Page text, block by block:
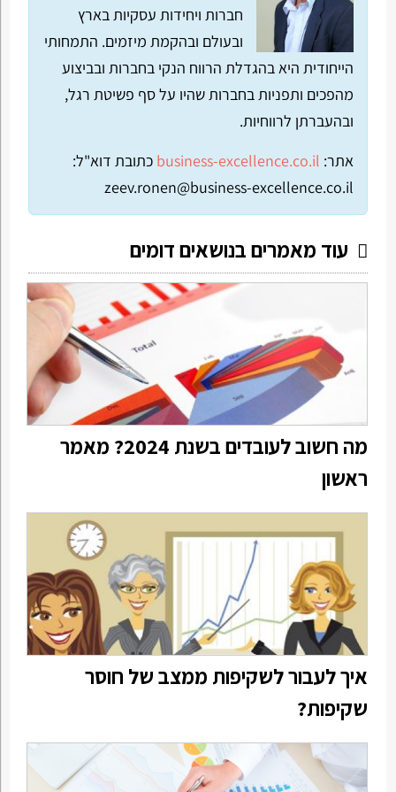
חברות ויחידות עסקיות בארץ
ובעולם ובהקמת מיזמים. התמחותי
הייחודית היא בהגדלת הרווח הנקי בחברות ובביצוע
מהפכים ותפניות בחברות שהיו על סף פשיטת רגל,
ובהעברתן לרווחיות.
אתר: business-excellence.co.il כתובת דוא"ל:
zeev.ronen@business-excellence.co.il
עוד מאמרים בנושאים דומים
מה חשוב לעובדים בשנת 2024? מאמר
ראשון
איך לעבור לשקיפות ממצב של חוסר
שקיפות?